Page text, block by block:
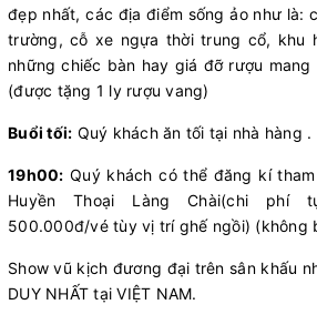
đẹp nhất, các địa điểm sống ảo như là:
trường, cỗ xe ngựa thời trung cổ, khu
những chiếc bàn hay giá đỡ rượu mang
(được tặng 1 ly rượu vang)
Buổi tối: Quý khách ăn tối tại nhà hàng .
19h00: Quý khách có thể đăng kí
Huyền Thoại Làng Chài(chi phí
500.000đ/vé tùy vị trí ghế ngồi) (không
Show vũ kịch đương đại trên sân khấu
DUY NHẤT tại VIỆT NAM.